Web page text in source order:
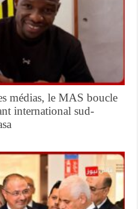
médias, le MAS boucle
international sud-